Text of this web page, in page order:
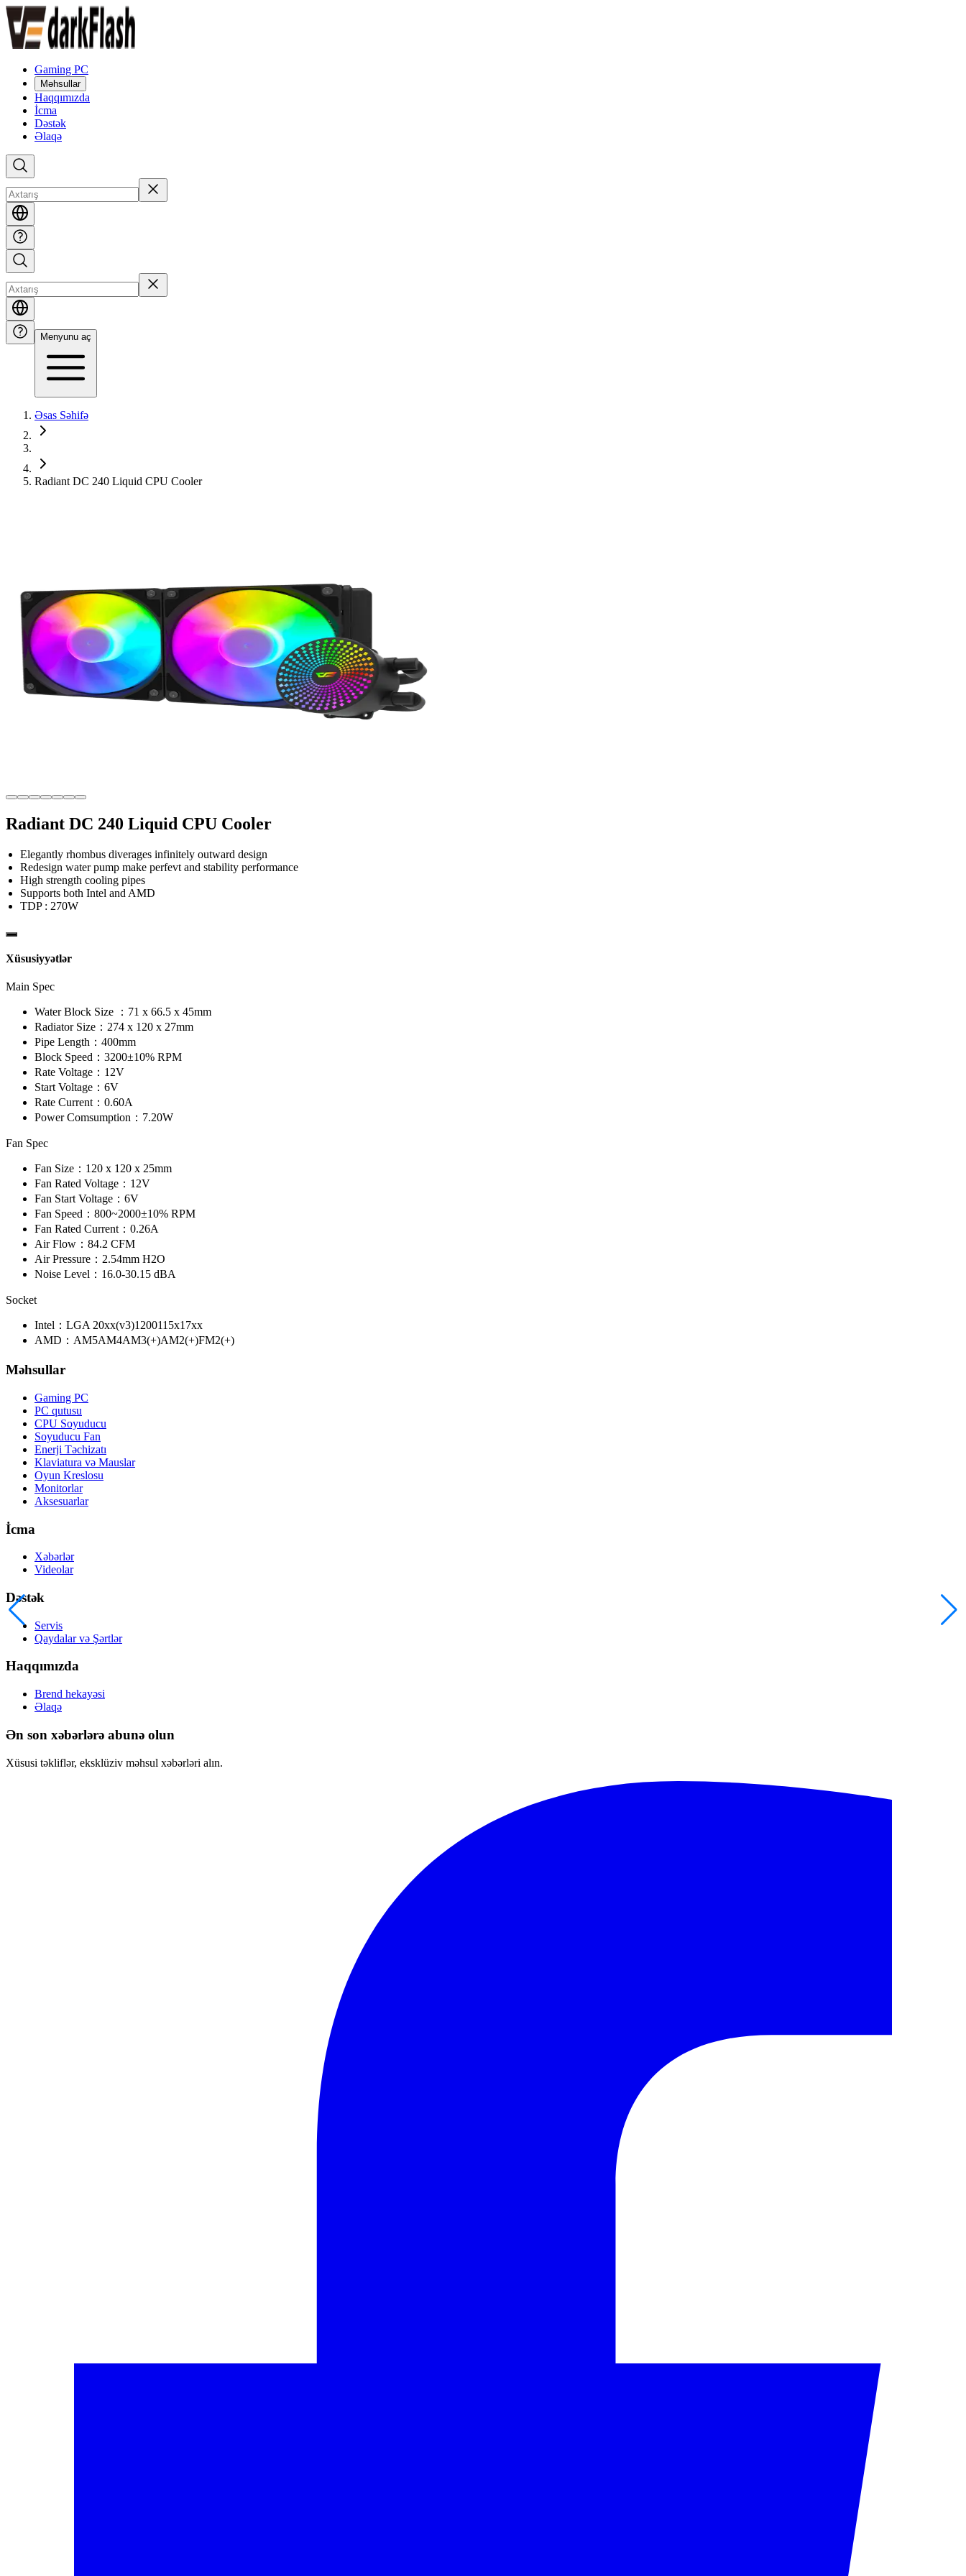
Gaming PC
Məhsullar
Haqqımızda
İcma
Dəstək
Əlaqə
Menyunu aç
Əsas Səhifə
Radiant DC 240 Liquid CPU Cooler
Radiant DC 240 Liquid CPU Cooler
Elegantly rhombus diverages infinitely outward design
Redesign water pump make perfevt and stability performance
High strength cooling pipes
Supports both Intel and AMD
TDP : 270W
Xüsusiyyətlər
Main Spec
Water Block Size ： 71 x 66.5 x 45mm
Radiator Size： 274 x 120 x 27mm
Pipe Length： 400mm
Block Speed： 3200±10% RPM
Rate Voltage： 12V
Start Voltage： 6V
Rate Current： 0.60A
Power Comsumption： 7.20W
Fan Spec
Fan Size： 120 x 120 x 25mm
Fan Rated Voltage： 12V
Fan Start Voltage： 6V
Fan Speed： 800~2000±10% RPM
Fan Rated Current： 0.26A
Air Flow： 84.2 CFM
Air Pressure： 2.54mm H2O
Noise Level： 16.0-30.15 dBA
Socket
Intel： LGA 20xx(v3)1200115x17xx
AMD： AM5AM4AM3(+)AM2(+)FM2(+)
Məhsullar
Gaming PC
PC qutusu
CPU Soyuducu
Soyuducu Fan
Enerji Təchizatı
Klaviatura və Mauslar
Oyun Kreslosu
Monitorlar
Aksesuarlar
İcma
Xəbərlər
Videolar
Dəstək
Servis
Qaydalar və Şərtlər
Haqqımızda
Brend hekayəsi
Əlaqə
Ən son xəbərlərə abunə olun
Xüsusi təkliflər, eksklüziv məhsul xəbərləri alın.